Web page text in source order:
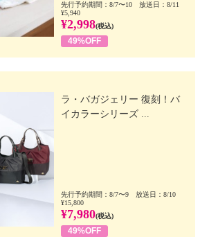
先行予約期間：8/7〜10 放送日：8/11
¥5,940
¥2,998(税込)
49%OFF
ラ・バガジェリー 復刻！バ
イカラーシリーズ ...
先行予約期間：8/7〜9 放送日：8/10
¥15,800
¥7,980(税込)
49%OFF